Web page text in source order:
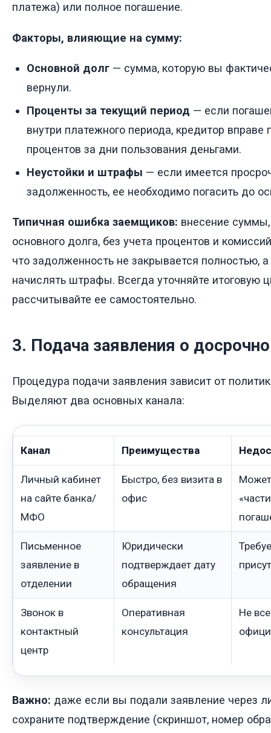
платежа) или полное погашение.
Факторы, влияющие на сумму:
Основной долг — сумма, которую вы
вернули.
Проценты за текущий период — если
внутри платежного периода, кредитор вправе
процентов за дни пользования деньгами.
Неустойки и штрафы — если имеется
задолженность, ее необходимо погасить до
Типичная ошибка заемщиков: внесение суммы,
основного долга, без учета процентов и
что задолженность не закрывается полностью,
начислять штрафы. Всегда уточняйте итоговую
рассчитывайте ее самостоятельно.
3. Подача заявления о
Процедура подачи заявления зависит от
Выделяют два основных канала:
Канал Преимущества
Личный кабинет
на сайте банка/
МФО
Быстро, без визита в
офис
Письменное
заявление в
отделении
Юридически
подтверждает дату
обращения
Звонок в
контактный
центр
Оперативная
консультация
Не
Важно: даже если вы подали заявление через
сохраните подтверждение (скриншот, номер